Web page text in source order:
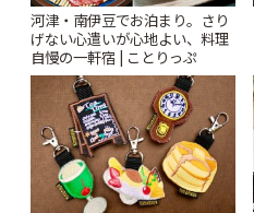
河津・南伊豆でお泊まり。さり
げない心遣いが心地よい、料理
自慢の一軒宿 | ことりっぷ